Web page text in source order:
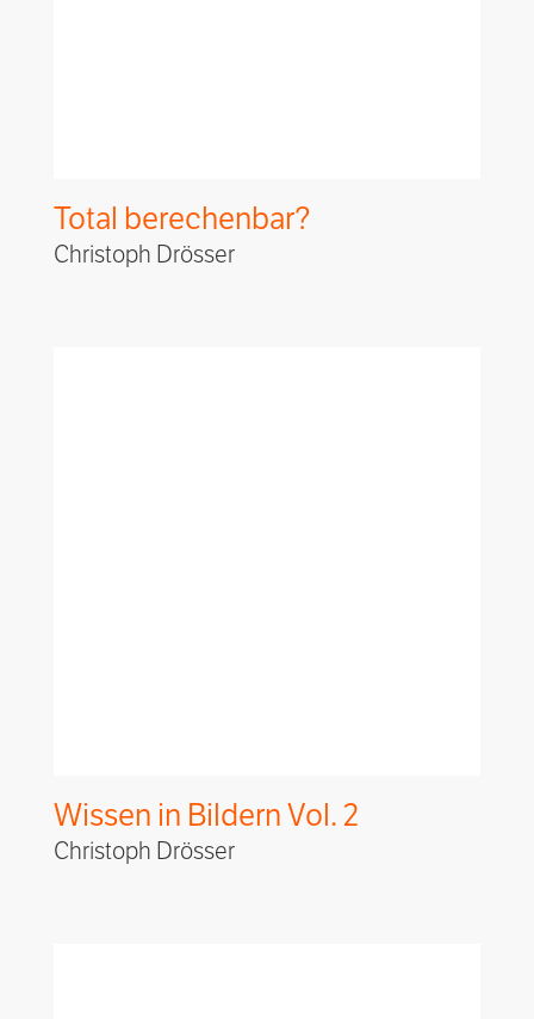
Total berechenbar?
Christoph Drösser
Wissen in Bildern Vol. 2
Christoph Drösser